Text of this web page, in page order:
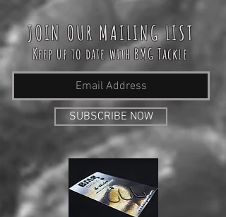
JOIN OUR MAILING LIST
Keep up to date with BMG Tackle
SUBSCRIBE NOW